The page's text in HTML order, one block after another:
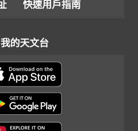
快速用戶指南
我的天文台